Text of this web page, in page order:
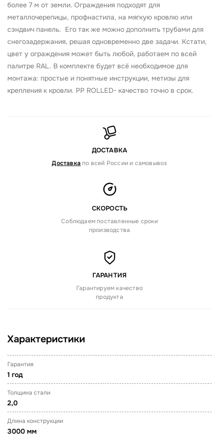
более 7 м от земли. Ограждения подходят для
металлочерепицы, профнастила, на мягкую кровлю или
сэндвич панель. Его так же можно дополнить трубами для
снегозадержания, решая одновременно две задачи. Кстати,
цвет у ограждения может быть любой, работаем по всей
палитре RAL. В комплекте будет всё необходимое для
монтажа: простые и понятные инструкции, метизы для
крепления к кровли. PP ROLLED- качество точно в срок.
ДОСТАВКА
Доставка по всей России и самовывоз
СКОРОСТЬ
Соблюдаем поставленные сроки
производства
ГАРАНТИЯ
Гарантируем качество
продукта
Характеристики
Гарантия
1 год
Толщина стали
2,0
Длина конструкции
3000 мм